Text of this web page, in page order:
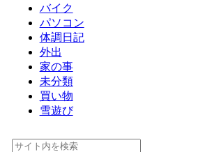
バイク
パソコン
体調日記
外出
家の事
未分類
買い物
雪遊び